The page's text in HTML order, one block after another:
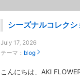
シーズナルコレク
July 17, 2026
テーマ： blog
こんにちは、AKI